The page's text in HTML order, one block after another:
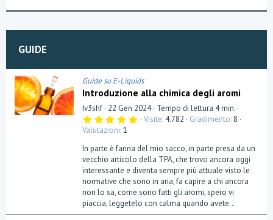
GUIDE
Guide su E-Liquids
Introduzione alla chimica degli aromi
Iv3shf 22 Gen 2024 Tempo di lettura 4 min.
5
0
s
t
e
l
l
a
(
e
)
Visite 4.782 Gradimento 8
Valutazioni 1
In parte è farina del mio sacco, in parte presa da un
vecchio articolo della TPA, che trovo ancora oggi
interessante e diventa sempre più attuale visto le
normative che sono in aria, fa capire a chi ancora
non lo sa, come sono fatti gli aromi, spero vi
piaccia, leggetelo con calma quando avete...